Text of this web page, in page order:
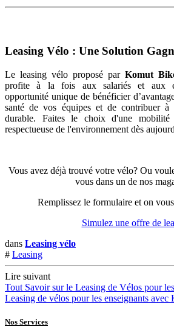
Leasing Vélo : Une Solution
Le leasing vélo proposé par Komut
profite à la fois aux salariés et aux
opportunité unique de bénéficier
santé de vos équipes et de contribuer à
durable. Faites le choix d'une mobilité
respectueuse de l'environnement dès
Vous avez déjà trouvé votre vélo? Ou
vous dans un de nos
Remplissez le formulaire et on
Simulez une offre de
dans Leasing vélo
# Leasing
Lire suivant
Tout Savoir sur le Leasing de Vélos pour
Leasing de vélos pour les enseignants avec
Nos Services